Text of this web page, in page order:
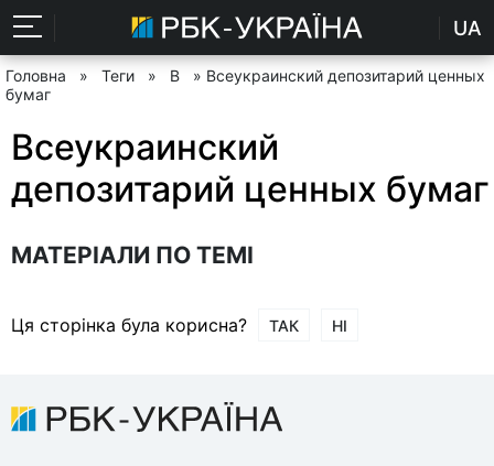
UA
Головна » Теги » В
» Всеукраинский депозитарий ценных
бумаг
Всеукраинский
депозитарий ценных бумаг
МАТЕРІАЛИ ПО ТЕМІ
Ця сторінка була корисна? ТАК НІ